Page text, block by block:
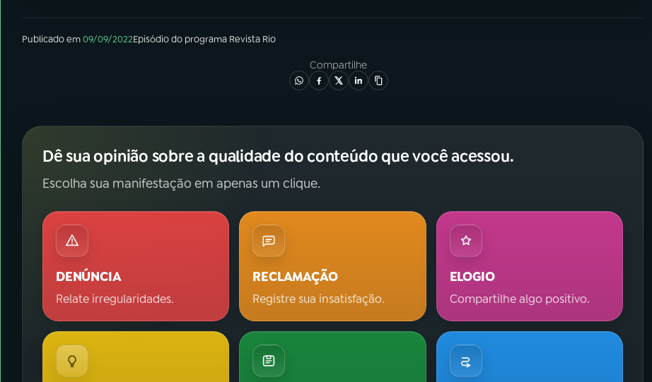
Publicado em09/09/2022Episódiodo programa Revista Rio
Compartilhe
Dê sua opinião sobre a qualidade do conteúdo que você acessou.
Escolha sua manifestação em apenas um clique.
DENÚNCIA
Relate irregularidades.
RECLAMAÇÃO
Registre sua insatisfação.
ELOGIO
Compartilhe algo positivo.